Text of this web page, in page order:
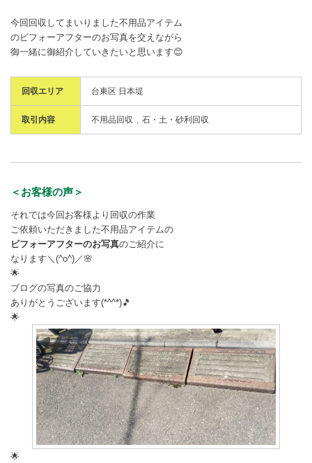
今回回収してまいりました不用品アイテム
のビフォーアフターのお写真を交えながら
御一緒に御紹介していきたいと思います😊
回収エリア 台東区 日本堤
取引内容 不用品回収 石・土・砂利回収
＜お客様の声＞
それでは今回お客様より回収の作業
ご依頼いただきました不用品アイテムの
ビフォーアフターのお写真のご紹介に
なります＼(^o^)／🌸
🌟
ブログの写真のご協力
ありがとうございます(*^^*)🎵
🌟
🌟